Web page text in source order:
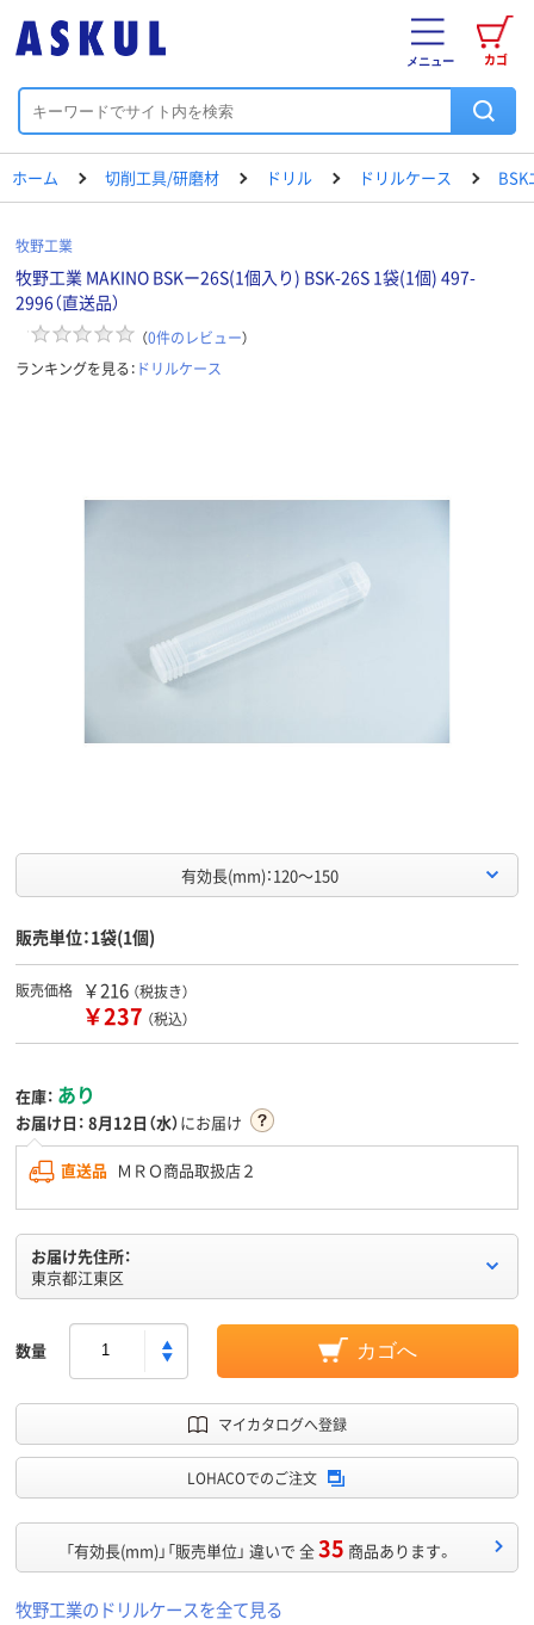
カゴ
メニュー
ホーム 切削工具/研磨材 ドリル ドリルケース BSK
牧野工業
牧野工業 MAKINO BSKー26S(1個入り) BSK-26S 1袋(1個) 497-
2996（直送品）
（0件のレビュー）
ランキングを見る： ドリルケース
有効長(mm)：120～150
販売単位：1袋(1個)
販売価格 ￥216 （税抜き）
￥237 （税込）
在庫： あり
お届け日： 8月12日（水）にお届け
直送品 ＭＲＯ商品取扱店２
お届け先住所：
東京都江東区
数量 カゴへ
マイカタログへ登録
LOHACOでのご注文
「有効長(mm)」「販売単位」 違いで 全35 商品あります。
牧野工業のドリルケースを全て見る